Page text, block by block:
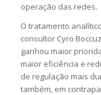
operação das redes.
O tratamento
consultor Cyro
ganhou maior
maior eficiência e
de regulação mais
também, em